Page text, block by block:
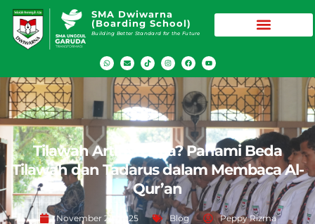
SMA Dwiwarna
(Boarding School)
Building Better Standard for the Future
Tilawah Artinya Apa? Pahami Beda
Tilawah dan Tadarus dalam Membaca Al-
Qur’an
November 22, 2025 Blog Peppy Rizma